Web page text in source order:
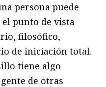
persona puede
punto de vista
filosófico,
de iniciación total.
tiene algo
de otras